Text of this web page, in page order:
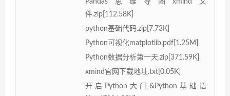
Pandas思维导图xmind文
件.zip[112.58K]
python基础代码.zip[7.73K]
Python可视化matplotlib.pdf[1.25M]
Python数据分析第一天.zip[371.59K]
xmind官网下载地址.txt[0.05K]
开启Python大门&Python基础语